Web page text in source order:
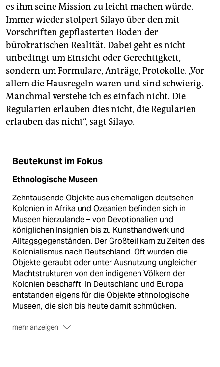
es ihm seine Mission zu leicht machen würde.
Immer wieder stolpert Silayo über den mit
Vorschriften gepflasterten Boden der
bürokratischen Realität. Dabei geht es nicht
unbedingt um Einsicht oder Gerechtigkeit,
sondern um Formulare, Anträge, Protokolle. „Vor
allem die Hausregeln waren und sind schwierig.
Manchmal verstehe ich es einfach nicht. Die
Regularien erlauben dies nicht, die Regularien
erlauben das nicht“, sagt Silayo.
Beutekunst im Fokus
Ethnologische Museen
Zehntausende Objekte aus ehemaligen deutschen
Kolonien in Afrika und Ozeanien befinden sich in
Museen hierzulande – von Devotionalien und
königlichen Insignien bis zu Kunsthandwerk und
Alltagsgegenständen. Der Großteil kam zu Zeiten des
Kolonialismus nach Deutschland. Oft wurden die
Objekte geraubt oder unter Ausnutzung ungleicher
Machtstrukturen von den indigenen Völkern der
Kolonien beschafft. In Deutschland und Europa
entstanden eigens für die Objekte ethnologische
Museen, die sich bis heute damit schmücken.
mehr anzeigen